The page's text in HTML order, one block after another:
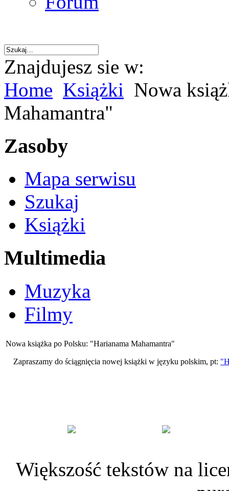
Znajdujesz sie w:
Home Książki Nowa
Mahamantra"
Zasoby
Mapa serwisu
Szukaj
Książki
Multimedia
Muzyka
Filmy
Nowa książka po Polsku: "Harianama Mahamantra"
Zapraszamy do ściągnięcia nowej książki w języku polskim, pt:
Większość tekstów na